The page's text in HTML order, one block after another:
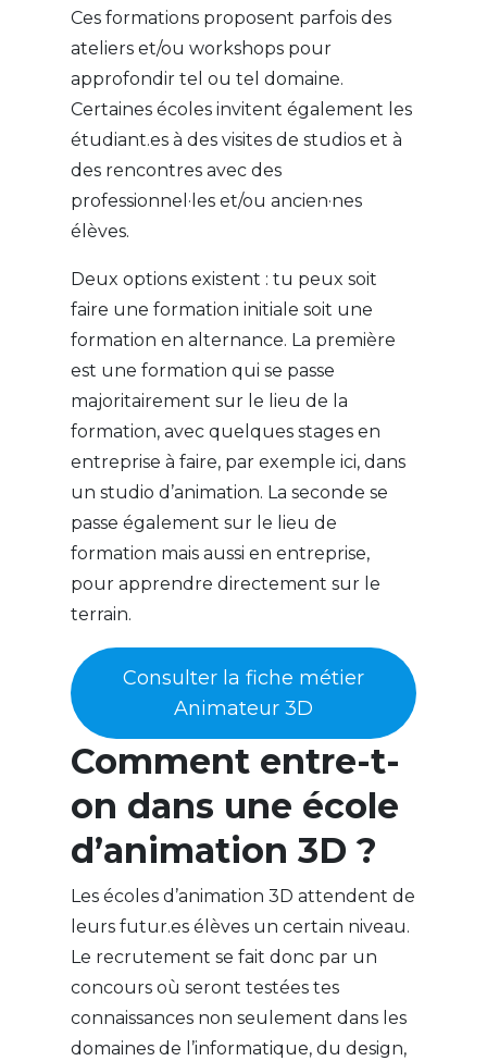
Ces formations proposent parfois des
ateliers et/ou workshops pour
approfondir tel ou tel domaine.
Certaines écoles invitent également les
étudiant.es à des visites de studios et à
des rencontres avec des
professionnel·les et/ou ancien·nes
élèves.
Deux options existent : tu peux soit
faire une formation initiale soit une
formation en alternance. La première
est une formation qui se passe
majoritairement sur le lieu de la
formation, avec quelques stages en
entreprise à faire, par exemple ici, dans
un studio d’animation. La seconde se
passe également sur le lieu de
formation mais aussi en entreprise,
pour apprendre directement sur le
terrain.
Consulter la fiche métier
Animateur 3D
Comment entre-t-
on dans une école
d’animation 3D ?
Les écoles d’animation 3D attendent de
leurs futur.es élèves un certain niveau.
Le recrutement se fait donc par un
concours où seront testées tes
connaissances non seulement dans les
domaines de l’informatique, du design,